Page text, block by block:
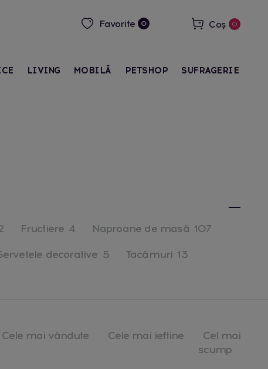
Favorite 0 Coș 0
LIVING MOBILĂ PETSHOP SUFRAGERIE
Fructiere 4 Naproane de masă 107
decorative 5 Tacâmuri 13
Cele mai vândute Cele mai ieftine
Cel mai
scump